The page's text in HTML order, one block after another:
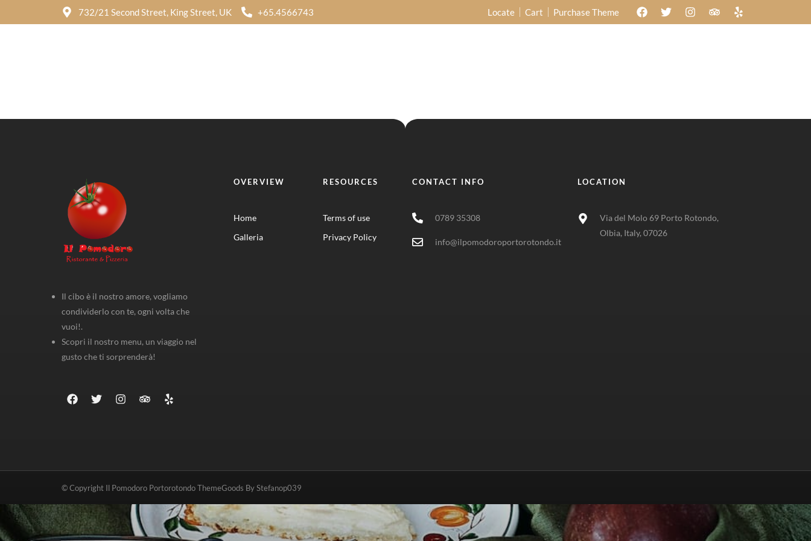
732/21 Second Street, King Street, UK +65.4566743 Locate Cart Purchase Theme
Il cibo è il nostro amore, vogliamo
condividerlo con te, ogni volta che
vuoi!.
Scopri il nostro menu, un viaggio nel
gusto che ti sorprenderà!
OVERVIEW
Home
Galleria
RESOURCES
Terms of use
Privacy Policy
CONTACT INFO
0789 35308
info@ilpomodoroportorotondo.it
LOCATION
Via del Molo 69 Porto Rotondo,
Olbia, Italy, 07026
© Copyright Il Pomodoro Portorotondo ThemeGoods By Stefanop039